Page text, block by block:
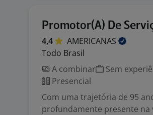
Promotor(A) De
4,4
AMERICANAS
Todo Brasil
A combinar
Sem
Presencial
Com uma trajetória de 95
profundamente presente na